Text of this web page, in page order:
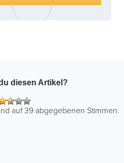
diesen Artikel?
auf39abgegebenen Stimmen.